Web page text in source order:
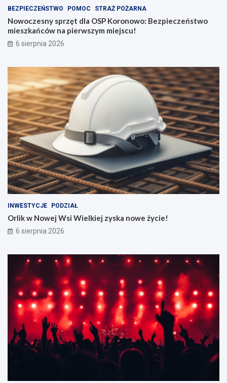
BEZPIECZEŃSTWO POMOC STRAŻ POŻARNA
Nowoczesny sprzęt dla OSP Koronowo: Bezpieczeństwo
mieszkańców na pierwszym miejscu!
6 sierpnia 2026
INWESTYCJE PODZIAŁ
Orlik w Nowej Wsi Wielkiej zyska nowe życie!
6 sierpnia 2026